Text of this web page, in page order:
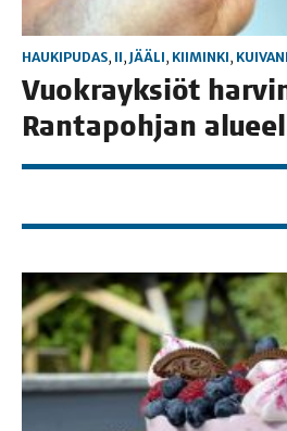
HAUKIPUDAS, II, JÄÄLI, KIIMINKI,
Vuo­krayk­siöt
Ran­ta­poh­jan